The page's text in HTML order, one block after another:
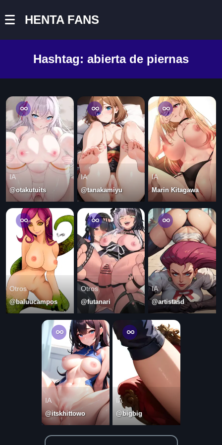
HENTA FANS
Hashtag: abierta de piernas
IA
@otakutuits
IA
@tanakamiyu
IA
Marin Kitagawa
Otros
@baluucampos
Otros
@futanari
IA
@artistasd
IA
@itskhittowo
IA
@bigbig